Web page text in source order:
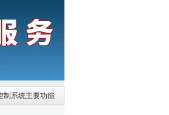
制系统主要功能